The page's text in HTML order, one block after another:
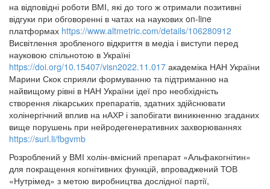
на відповідні роботи ВМІ, які до того ж отримали позитивні
відгуки при обговоренні в чатах на наукових on-line
платформах https://www.altmetric.com/details/106280912
Висвітлення зробленого відкриття в медіа і виступи перед
науковою спільнотою в Україні
https://doi.org/10.15407/visn2022.11.017 академіка НАН України
Марини Скок сприяли формуванню та підтриманню на
найвищому рівні в НАН України ідеї про необхідність
створення лікарських препаратів, здатних здійснювати
холінергічний вплив на нАХР і запобігати виникненню згаданих
вище порушень при нейродегенеративних захворюваннях
https://surl.li/fbgvmb
Розроблений у ВМІ холін-вмісний препарат «Альфакогнітин»
для покращення когнітивних функцій, впроваджений ТОВ
«Нутрімед» з метою виробництва дослідної партії,